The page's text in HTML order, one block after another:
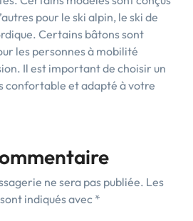
pour le ski alpin, le ski de
Certains bâtons sont
les personnes à mobilité
Il est important de choisir un
confortable et adapté à votre
ne sera pas publiée. Les
indiqués avec *